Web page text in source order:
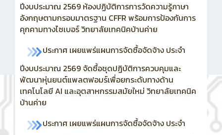
ปีงบประมาณ 2569 ห้องปฏิบัติการการวัดความรู้ภาษา
อังกฤษตามกรอบมาตรฐาน CFFR พร้อมการป้องกันการ
คุกคามทางไซเบอร์ วิทยาลัยเทคนิคบ้านค่าย
ประกาศ เผยแพร่แผนการจัดซื้อจัดจ้าง ประจำ
ปีงบประมาณ 2569จัดซื้อชุดปฏิบัติการควบคุมและ
พัฒนาหุ่นยนต์แพลตฟอมร์เพื่อยกระดับทางด้าน
เทคโนโลยี AI และอุตสาหกรรมสมัยใหม่ วิทยาลัยเทคนิค
บ้านค่าย
ประกาศ เผยแพร่แผนการจัดซื้อจัดจ้าง ประจำ